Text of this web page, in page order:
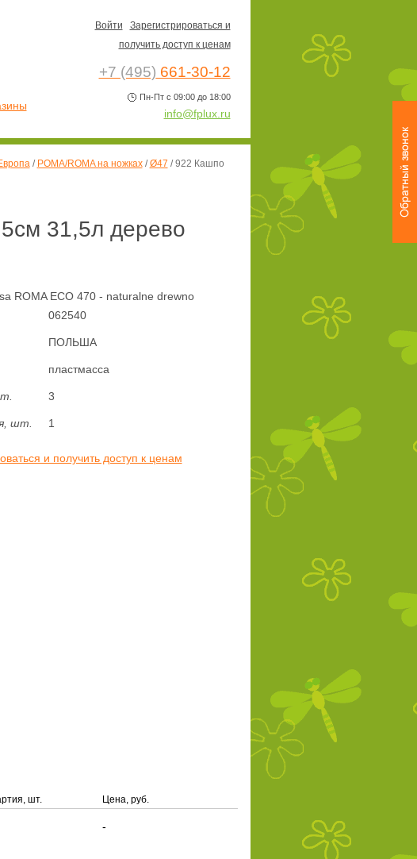
/ РОМА/ROMA на ножках/Ø47 /922 Кашпо
31,5л дерево
ROMA ECO 470 - naturalne drewno
062540
ПОЛЬША
пластмасса
3
шт. 1
и получить доступ к ценам
шт. Цена, руб.
-
Войти
Зарегистрироваться и
получить доступ к ценам
+7 (495) 661-30-12
Пн-Пт с 09:00 до 18:00
info@fplux.ru